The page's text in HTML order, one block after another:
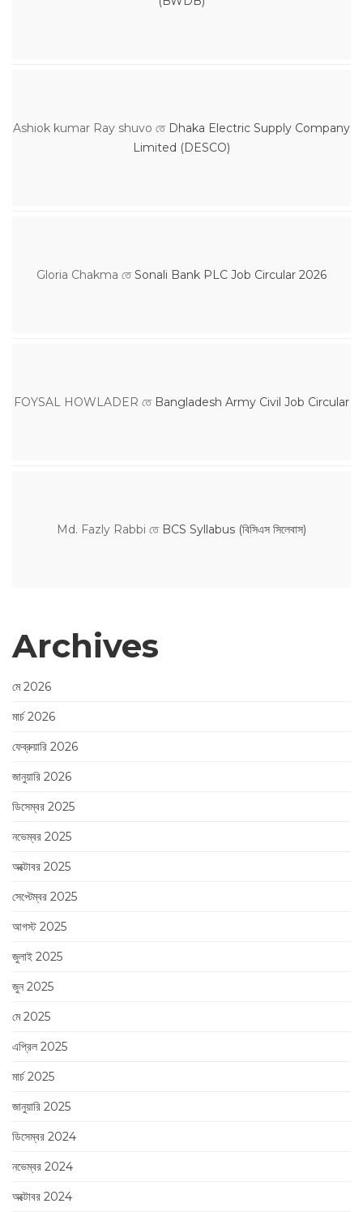
Ashiok kumar Ray shuvo তে Dhaka Electric Supply Company
Limited (DESCO)
Gloria Chakma তেSonali Bank PLC Job Circular 2026
FOYSAL HOWLADER তে Bangladesh Army Civil Job Circular
Md. Fazly Rabbi তে BCS Syllabus (বিসিএস সিলেবাস)
Archives
মে 2026
মার্চ 2026
ফেব্রুয়ারি 2026
জানুয়ারি 2026
ডিসেম্বর 2025
নভেম্বর 2025
অক্টোবর 2025
সেপ্টেম্বর 2025
আগস্ট 2025
জুলাই 2025
জুন 2025
মে 2025
এপ্রিল 2025
মার্চ 2025
জানুয়ারি 2025
ডিসেম্বর 2024
নভেম্বর 2024
অক্টোবর 2024